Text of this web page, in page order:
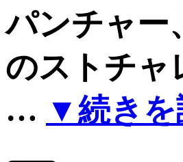
パンチャー
のストチャ
… ▼続きを